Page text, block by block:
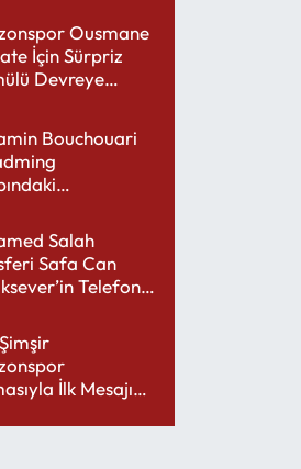
Ousmane
İçin Sürpriz
Devreye
Bouchouari
Salah
Safa Can
Telefon
İlk Mesajını